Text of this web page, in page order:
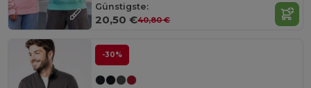
Günstigste:
20,50 €40,80 €
-30%